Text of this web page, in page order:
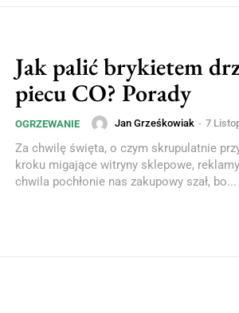
Jak palić brykietem
piecu CO? Porady
OGRZEWANIE Jan Grześkowiak - 7
Za chwilę święta, o czym skrupulatnie
kroku migające witryny sklepowe,
chwila pochłonie nas zakupowy szał, bo...